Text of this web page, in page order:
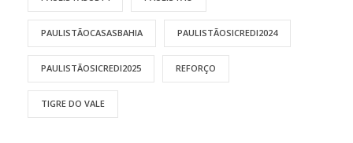
PAULISTÃOCASASBAHIA PAULISTÃOSICREDI2024
PAULISTÃOSICREDI2025 REFORÇO
TIGRE DO VALE